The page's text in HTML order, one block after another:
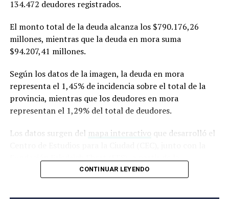
la Academia Nacional de Ciencias de los Estados Unidos,
suele incluir investigaciones de alto impacto y ubicadas
en la frontera de los avances científicos.
134.472 deudores registrados.
El monto total de la deuda alcanza los $790.176,26
millones, mientras que la deuda en mora suma
$94.207,41 millones.
Según los datos de la imagen, la deuda en mora
representa el 1,45% de incidencia sobre el total de la
provincia, mientras que los deudores en mora
representan el 1,29% del total de deudores.
Los datos surgen del mapa interactivo que desarrolló el
información de la Central de Deudores del Banco
CONTINUAR LEYENDO